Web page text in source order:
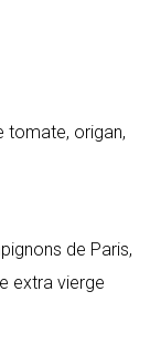
tomate, origan,
de Paris,
extra vierge